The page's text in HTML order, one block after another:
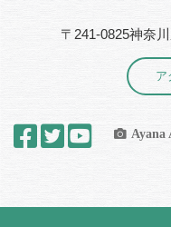
〒241-0825神奈
ア
Ayana